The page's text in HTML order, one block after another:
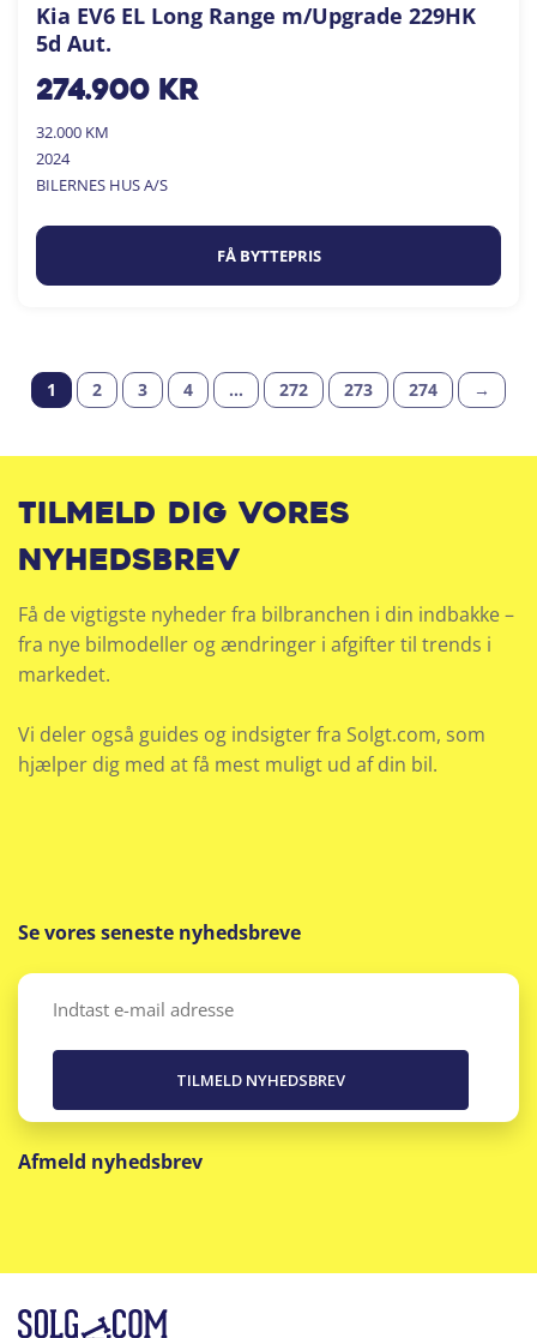
Kia EV6 EL Long Range m/Upgrade 229HK
5d Aut.
274.900kr
32.000 KM
2024
BILERNES HUS A/S
FÅ BYTTEPRIS
1 2 3 4 … 272 273 274 →
Tilmeld dig vores
nyhedsbrev
Få de vigtigste nyheder fra bilbranchen i din indbakke –
fra nye bilmodeller og ændringer i afgifter til trends i
markedet.
Vi deler også guides og indsigter fra Solgt.com, som
hjælper dig med at få mest muligt ud af din bil.
Se vores seneste nyhedsbreve
Email
Afmeld nyhedsbrev